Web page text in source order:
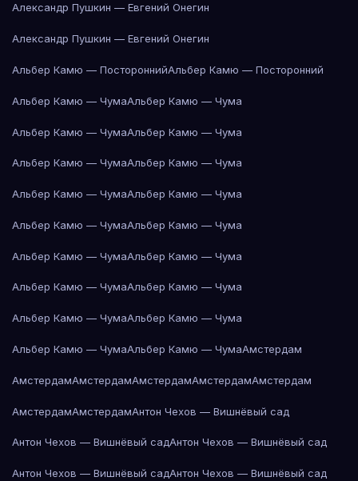
Александр Пушкин — Евгений Онегин
Александр Пушкин — Евгений Онегин
Альбер Камю — ПостороннийАльбер Камю — Посторонний
Альбер Камю — ЧумаАльбер Камю — Чума
Альбер Камю — ЧумаАльбер Камю — Чума
Альбер Камю — ЧумаАльбер Камю — Чума
Альбер Камю — ЧумаАльбер Камю — Чума
Альбер Камю — ЧумаАльбер Камю — Чума
Альбер Камю — ЧумаАльбер Камю — Чума
Альбер Камю — ЧумаАльбер Камю — Чума
Альбер Камю — ЧумаАльбер Камю — Чума
Альбер Камю — ЧумаАльбер Камю — ЧумаАмстердам
АмстердамАмстердамАмстердамАмстердамАмстердам
АмстердамАмстердамАнтон Чехов — Вишнёвый сад
Антон Чехов — Вишнёвый садАнтон Чехов — Вишнёвый сад
Антон Чехов — Вишнёвый садАнтон Чехов — Вишнёвый сад